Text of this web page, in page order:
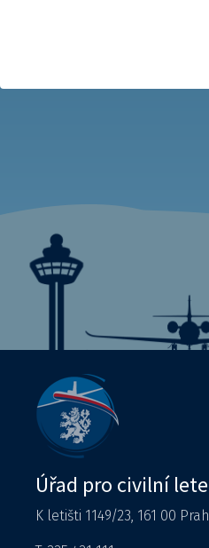
Úřad pro civilní
K letišti 1149/23, 161 00